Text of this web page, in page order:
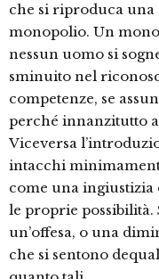
che si riproduca una
monopolio. Un
nessun uomo si
sminuito nel
competenze, se
perché innanzitutto
Viceversa
intacchi
come una
le proprie possibilità.
un’offesa, o una
che si sentono